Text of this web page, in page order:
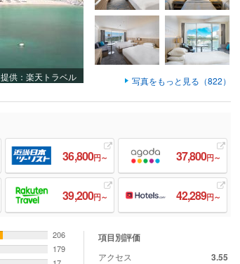
提供：楽天トラベル 写真をもっと見る（822）
36,800円～ 37,800円～
39,200円～ 42,289円～
206
179
項目別評価
アクセス 3.55